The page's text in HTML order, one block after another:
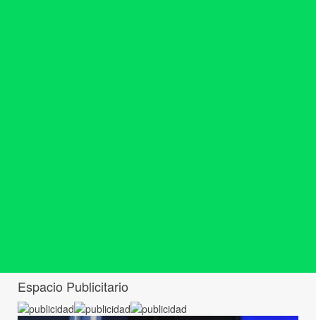
Espacio Publicitario